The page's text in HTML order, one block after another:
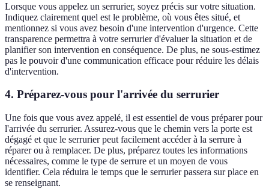
Lorsque vous appelez un serrurier, soyez précis sur votre situation.
Indiquez clairement quel est le problème, où vous êtes situé, et
mentionnez si vous avez besoin d'une intervention d'urgence. Cette
transparence permettra à votre serrurier d'évaluer la situation et de
planifier son intervention en conséquence. De plus, ne sous-estimez
pas le pouvoir d'une communication efficace pour réduire les délais
d'intervention.
4. Préparez-vous pour l'arrivée du serrurier
Une fois que vous avez appelé, il est essentiel de vous préparer pour
l'arrivée du serrurier. Assurez-vous que le chemin vers la porte est
dégagé et que le serrurier peut facilement accéder à la serrure à
réparer ou à remplacer. De plus, préparez toutes les informations
nécessaires, comme le type de serrure et un moyen de vous
identifier. Cela réduira le temps que le serrurier passera sur place en
se renseignant.